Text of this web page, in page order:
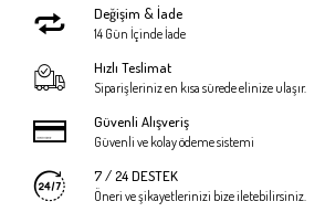
Değişim & İade
14 Gün İçinde İade
Hızlı Teslimat
Siparişleriniz en kısa sürede elinize ulaşır.
Güvenli Alışveriş
Güvenli ve kolay ödeme sistemi
7 / 24 DESTEK
Öneri ve şikayetlerinizi bize iletebilirsiniz.